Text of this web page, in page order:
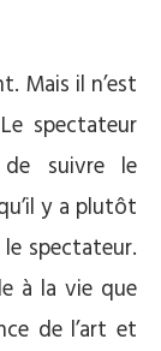
Mais il n’est
spectateur
suivre le
y a plutôt
spectateur.
à la vie que
de l’art et